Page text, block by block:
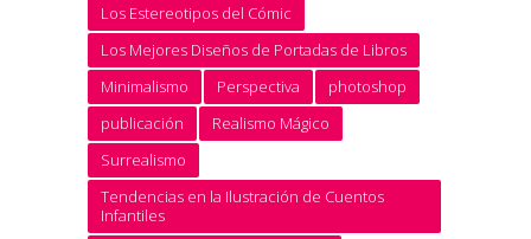
Los Estereotipos del Cómic
Los Mejores Diseños de Portadas de Libros
Minimalismo
Perspectiva
photoshop
publicación
Realismo Mágico
Surrealismo
Tendencias en la Ilustración de Cuentos
Infantiles